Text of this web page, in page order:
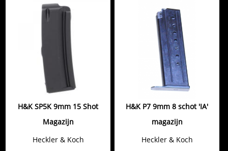
H&K SP5K 9mm 15 Shot
Magazijn
Heckler & Koch
H&K P7 9mm 8 schot 'IA'
magazijn
Heckler & Koch